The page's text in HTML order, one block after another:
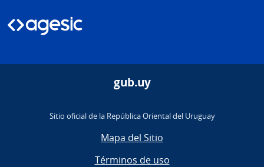
gub.uy
Sitio oficial de la República Oriental del Uruguay
Mapa del Sitio
Términos de uso